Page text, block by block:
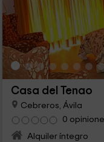
Casa del Tenao
Cebreros, Ávila
0
Alquiler íntegro